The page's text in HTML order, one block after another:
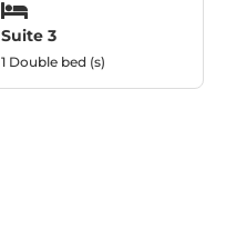
Suite 3
1 Double bed (s)